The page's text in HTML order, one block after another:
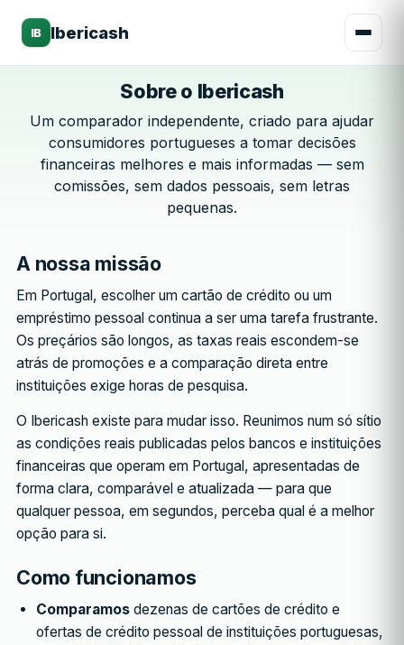
IB Ibericash
Sobre o Ibericash
Um comparador independente, criado para ajudar
consumidores portugueses a tomar decisões
financeiras melhores e mais informadas — sem
comissões, sem dados pessoais, sem letras
pequenas.
A nossa missão
Em Portugal, escolher um cartão de crédito ou um
empréstimo pessoal continua a ser uma tarefa frustrante.
Os preçários são longos, as taxas reais escondem-se
atrás de promoções e a comparação direta entre
instituições exige horas de pesquisa.
O Ibericash existe para mudar isso. Reunimos num só sítio
as condições reais publicadas pelos bancos e instituições
financeiras que operam em Portugal, apresentadas de
forma clara, comparável e atualizada — para que
qualquer pessoa, em segundos, perceba qual é a melhor
opção para si.
Como funcionamos
Comparamos dezenas de cartões de crédito e
ofertas de crédito pessoal de instituições portuguesas,